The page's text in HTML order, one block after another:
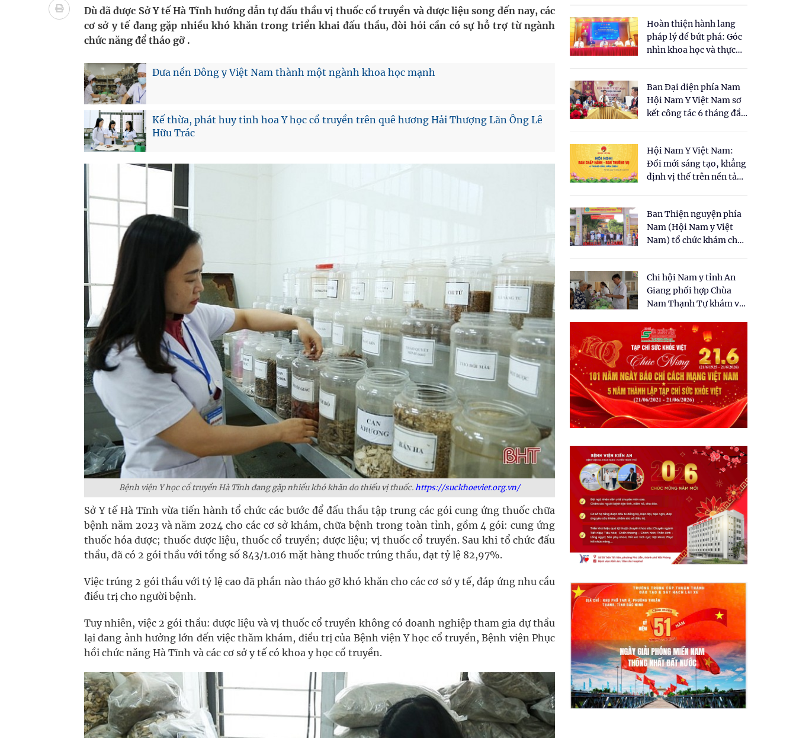
Tổng hợp những cách trị thâm body nách, bẹn, mông cực hiệu quả
Tỷ lệ tật khúc xạ ở trẻ gia tăng: Khuyến nghị của chuyên gia
TP.HCM: Ra mắt Câu lạc bộ Thầy Thuốc Trẻ phường Phú Thạnh
Dù đã được Sở Y tế Hà Tĩnh hướng dẫn tự đấu thầu vị thuốc cổ truyền và dược liệu song đến nay, các
cơ sở y tế đang gặp nhiều khó khăn trong triển khai đấu thầu, đòi hỏi cần có sự hỗ trợ từ ngành
chức năng để tháo gỡ .
Đưa nền Đông y Việt Nam thành một ngành khoa học mạnh
Kế thừa, phát huy tinh hoa Y học cổ truyền trên quê hương Hải Thượng Lãn Ông Lê
Hữu Trác
Bệnh viện Y học cổ truyền Hà Tĩnh đang gặp nhiều khó khăn do thiếu vị thuốc.https://suckhoeviet.org.vn/
Sở Y tế Hà Tĩnh vừa tiến hành tổ chức các bước để đấu thầu tập trung các gói cung ứng thuốc chữa
bệnh năm 2023 và năm 2024 cho các cơ sở khám, chữa bệnh trong toàn tỉnh, gồm 4 gói: cung ứng
thuốc hóa dược; thuốc dược liệu, thuốc cổ truyền; dược liệu; vị thuốc cổ truyền. Sau khi tổ chức đấu
thầu, đã có 2 gói thầu với tổng số 843/1.016 mặt hàng thuốc trúng thầu, đạt tỷ lệ 82,97%.
Việc trúng 2 gói thầu với tỷ lệ cao đã phần nào tháo gỡ khó khăn cho các cơ sở y tế, đáp ứng nhu cầu
điều trị cho người bệnh.
Tuy nhiên, việc 2 gói thầu: dược liệu và vị thuốc cổ truyền không có doanh nghiệp tham gia dự thầu
lại đang ảnh hưởng lớn đến việc thăm khám, điều trị của Bệnh viện Y học cổ truyền, Bệnh viện Phục
hồi chức năng Hà Tĩnh và các cơ sở y tế có khoa y học cổ truyền.
Hoàn thiện hành lang
pháp lý để bứt phá: Góc
nhìn khoa học và thực
cho Luật Y dược cổ
truyền Việt Nam"
Ban Đại diện phía Nam
Hội Nam Y Việt Nam sơ
kết công tác 6 tháng đầu
Hội Nam Y Việt Nam:
Đổi mới sáng tạo, khẳng
định vị thế trên nền tảng
Ban Thiện nguyện phía
Nam (Hội Nam y Việt
Nam) tổ chức khám chữa
dân tại xã Tân Tập
Chi hội Nam y tỉnh An
Giang phối hợp Chùa
Nam Thạnh Tự khám và
nhân dân